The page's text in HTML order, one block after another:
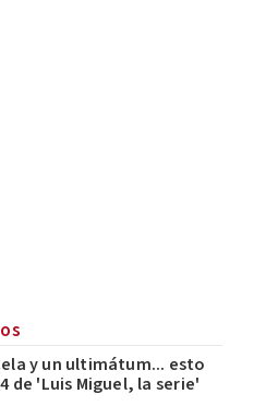
y un ultimátum... esto
de 'Luis Miguel, la serie'